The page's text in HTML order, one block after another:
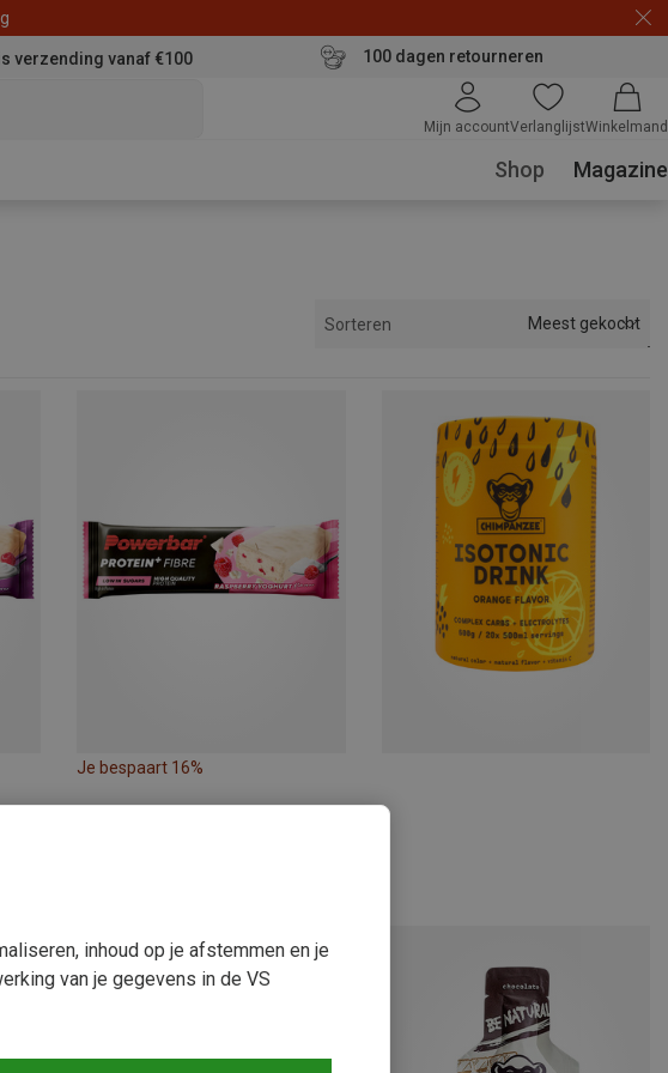
verzending vanaf €100 100 dagen retourneren
Mijn accountVerlanglijstWinkelmand
Shop Magazine
Sorteren Meest gekocht
Je bespaart 16%
inhoud op je afstemmen en je
van je gegevens in de VS